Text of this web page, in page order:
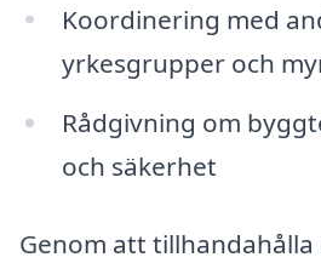
Koordinering med
yrkesgrupper och
Rådgivning om
och säkerhet
Genom att